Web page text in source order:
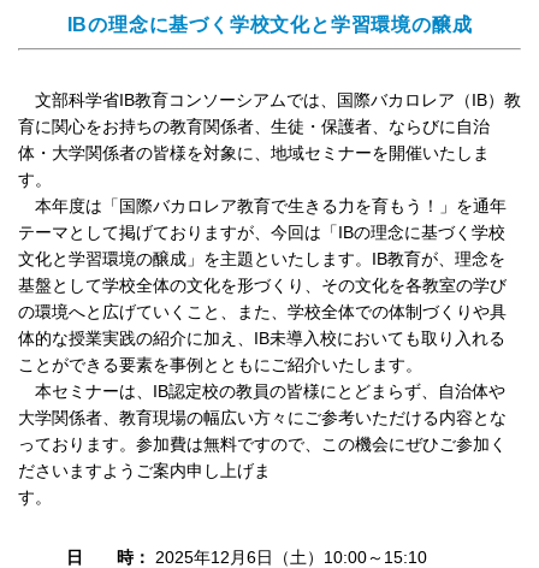
IBの理念に基づく学校文化と学習環境の醸成
文部科学省IB教育コンソーシアムでは、国際バカロレア（IB）教
育に関心をお持ちの教育関係者、生徒・保護者、ならびに自治
体・大学関係者の皆様を対象に、地域セミナーを開催いたしま
す。
本年度は「国際バカロレア教育で生きる力を育もう！」を通年
テーマとして掲げておりますが、今回は「IBの理念に基づく学校
文化と学習環境の醸成」を主題といたします。IB教育が、理念を
基盤として学校全体の文化を形づくり、その文化を各教室の学び
の環境へと広げていくこと、また、学校全体での体制づくりや具
体的な授業実践の紹介に加え、IB未導入校においても取り入れる
ことができる要素を事例とともにご紹介いたします。
本セミナーは、IB認定校の教員の皆様にとどまらず、自治体や
大学関係者、教育現場の幅広い方々にご参考いただける内容とな
っております。参加費は無料ですので、この機会にぜひご参加く
ださいますようご案内申し上げま
す。
日 時：
2025年12月6日（土）10:00～15:10